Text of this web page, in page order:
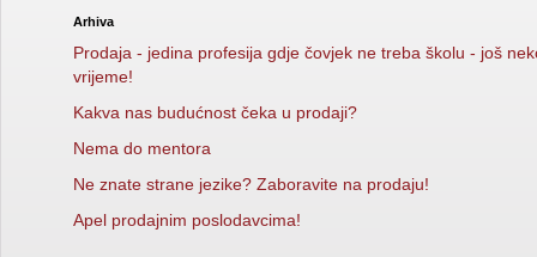
Arhiva
Prodaja - jedina profesija gdje čovjek ne treba školu - još
vrijeme!
Kakva nas budućnost čeka u prodaji?
Nema do mentora
Ne znate strane jezike? Zaboravite na prodaju!
Apel prodajnim poslodavcima!